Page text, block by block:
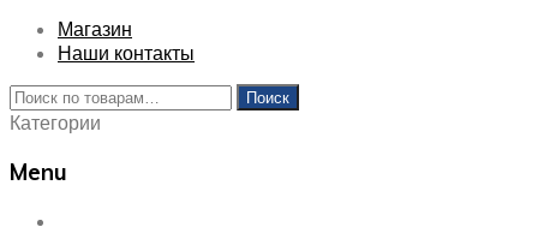
Магазин
Наши контакты
Искать:
Поиск
Категории
Menu
Skip